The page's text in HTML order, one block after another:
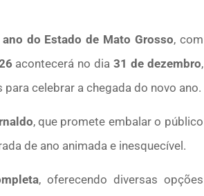
do Estado de Mato Grosso, com
acontecerá no dia 31 de dezembro,
celebrar a chegada do novo ano.
, que promete embalar o público
de ano animada e inesquecível.
, oferecendo diversas opções